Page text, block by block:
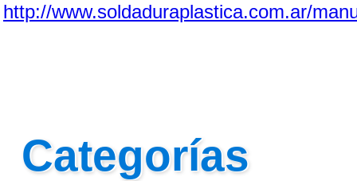
http://www.soldaduraplastica.com.ar/
Categorías